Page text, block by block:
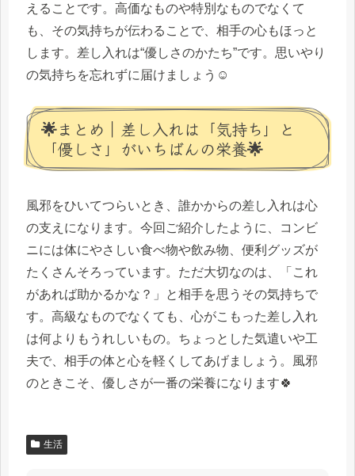
えることです。高価なものや特別なものでなくて
も、その気持ちが伝わることで、相手の心もほっと
します。差し入れは“優しさのかたち”です。思いやり
の気持ちを忘れずに届けましょう☺️
🌟まとめ｜差し入れは「気持ち」と
「優しさ」がいちばんの栄養🌟
風邪をひいてつらいとき、誰かからの差し入れは心
の支えになります。今回ご紹介したように、コンビ
ニには体にやさしい食べ物や飲み物、便利グッズが
たくさんそろっています。ただ大切なのは、「これ
があれば助かるかな？」と相手を思うその気持ちで
す。高級なものでなくても、心がこもった差し入れ
は何よりもうれしいもの。ちょっとした気遣いや工
夫で、相手の体と心を軽くしてあげましょう。風邪
のときこそ、優しさが一番の栄養になります🍀
生活